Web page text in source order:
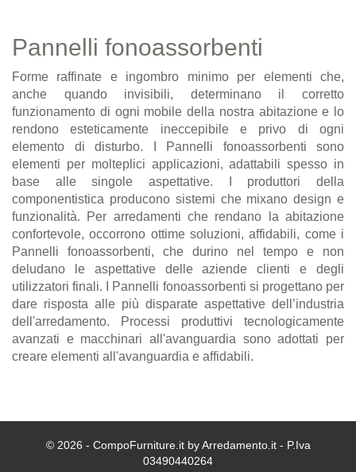
Pannelli fonoassorbenti
Forme raffinate e ingombro minimo per elementi che,
anche quando invisibili, determinano il corretto
funzionamento di ogni mobile della nostra abitazione e lo
rendono esteticamente ineccepibile e privo di ogni
elemento di disturbo. I Pannelli fonoassorbenti sono
elementi per molteplici applicazioni, adattabili spesso in
base alle singole aspettative. I produttori della
componentistica producono sistemi che mixano design e
funzionalità. Per arredamenti che rendano la abitazione
confortevole, occorrono ottime soluzioni, affidabili, come i
Pannelli fonoassorbenti, che durino nel tempo e non
deludano le aspettative delle aziende clienti e degli
utilizzatori finali. I Pannelli fonoassorbenti si progettano per
dare risposta alle più disparate aspettative dell’industria
dell'arredamento. Processi produttivi tecnologicamente
avanzati e macchinari all'avanguardia sono adottati per
creare elementi all'avanguardia e affidabili.
© 2026 - CompoFurniture.it by Arredamento.it - P.Iva
03490440264